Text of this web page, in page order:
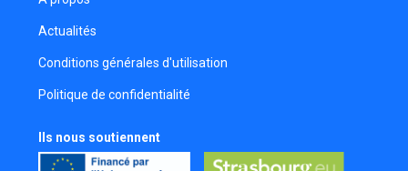
Camille Mettmann
Réalisateur
Kim-Marlène Le
Chargée de production
Actualités
Conditions générales d'utilisation
Politique de confidentialité
Ils nous soutiennent